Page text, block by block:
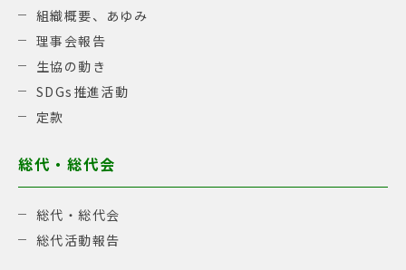
組織概要、あゆみ
理事会報告
生協の動き
SDGs推進活動
定款
総代・総代会
総代・総代会
総代活動報告